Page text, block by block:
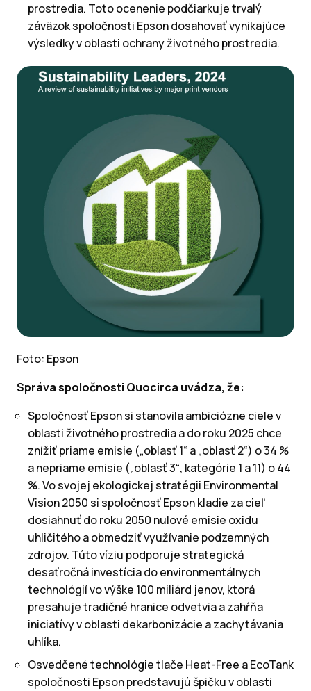
prostredia. Toto ocenenie podčiarkuje trvalý
záväzok spoločnosti Epson dosahovať vynikajúce
výsledky v oblasti ochrany životného prostredia.
Foto: Epson
Správa spoločnosti Quocirca uvádza, že:
Spoločnosť Epson si stanovila ambiciózne ciele v
oblasti životného prostredia a do roku 2025 chce
znížiť priame emisie („oblasť 1“ a „oblasť 2“) o 34 %
a nepriame emisie („oblasť 3“, kategórie 1 a 11) o 44
%. Vo svojej ekologickej stratégii Environmental
Vision 2050 si spoločnosť Epson kladie za cieľ
dosiahnuť do roku 2050 nulové emisie oxidu
uhličitého a obmedziť využívanie podzemných
zdrojov. Túto víziu podporuje strategická
desaťročná investícia do environmentálnych
technológií vo výške 100 miliárd jenov, ktorá
presahuje tradičné hranice odvetvia a zahŕňa
iniciatívy v oblasti dekarbonizácie a zachytávania
uhlíka.
Osvedčené technológie tlače Heat-Free a EcoTank
spoločnosti Epson predstavujú špičku v oblasti